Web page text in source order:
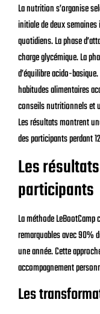
La nutrition s’organise
initiale de deux
quotidiens. La phase
charge glycémique. La
d’équilibre acido-
habitudes alimentaires
conseils nutritionnels et
Les résultats montrent
des participants perdant
Les
participants
La méthode
remarquables avec 90%
une année. Cette
accompagnement
Les